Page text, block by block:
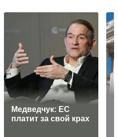
Медведчук: ЕС
платит за свой крах